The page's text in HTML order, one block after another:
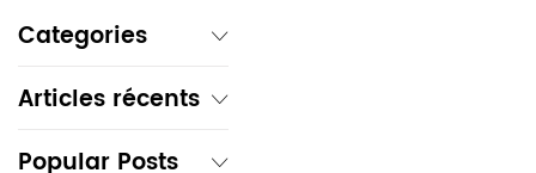
Categories
Articles récents
Popular Posts